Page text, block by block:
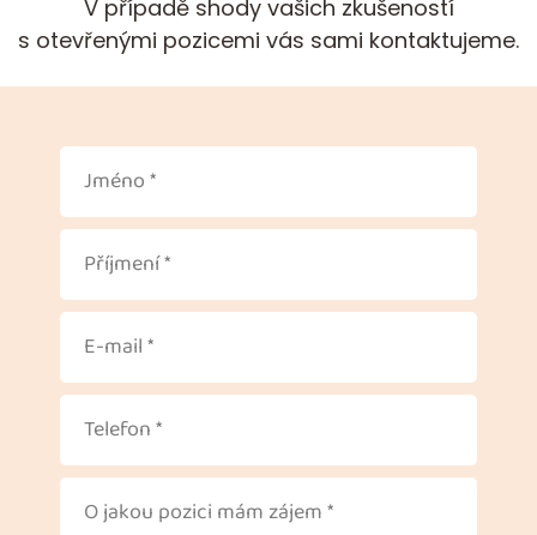
V případě shody vašich zkušeností
s otevřenými pozicemi vás sami kontaktujeme.